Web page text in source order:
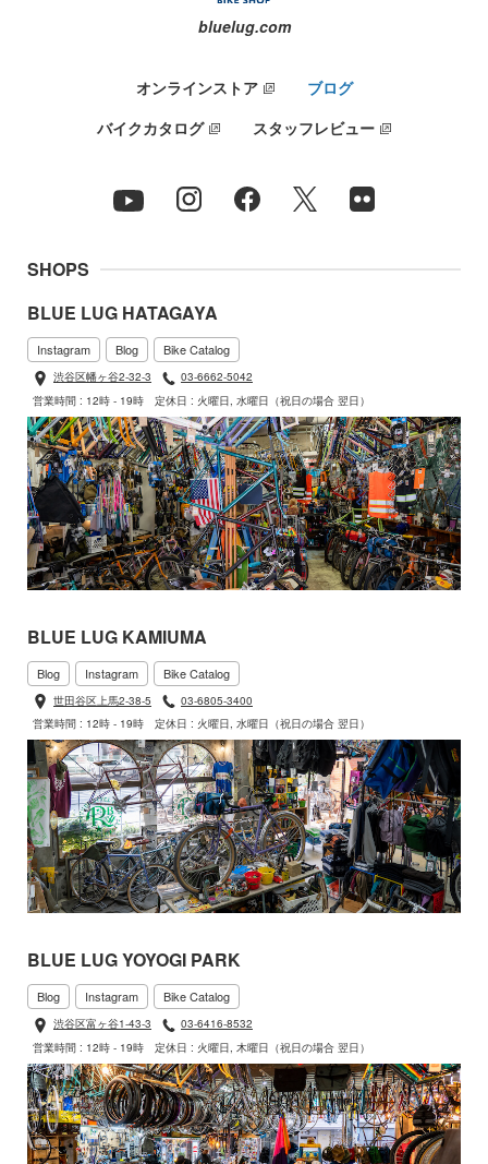
bluelug.com
オンラインストア
ブログ
バイクカタログ
スタッフレビュー
SHOPS
BLUE LUG HATAGAYA
Instagram Blog Bike Catalog
渋谷区幡ヶ谷2-32-3
03-6662-5042
営業時間 : 12時 - 19時
定休日 : 火曜日, 水曜日（祝日の場合 翌日）
BLUE LUG KAMIUMA
Blog Instagram Bike Catalog
世田谷区上馬2-38-5
03-6805-3400
営業時間 : 12時 - 19時
定休日 : 火曜日, 水曜日（祝日の場合 翌日）
BLUE LUG YOYOGI PARK
Blog Instagram Bike Catalog
渋谷区富ヶ谷1-43-3
03-6416-8532
営業時間 : 12時 - 19時
定休日 : 火曜日, 木曜日（祝日の場合 翌日）